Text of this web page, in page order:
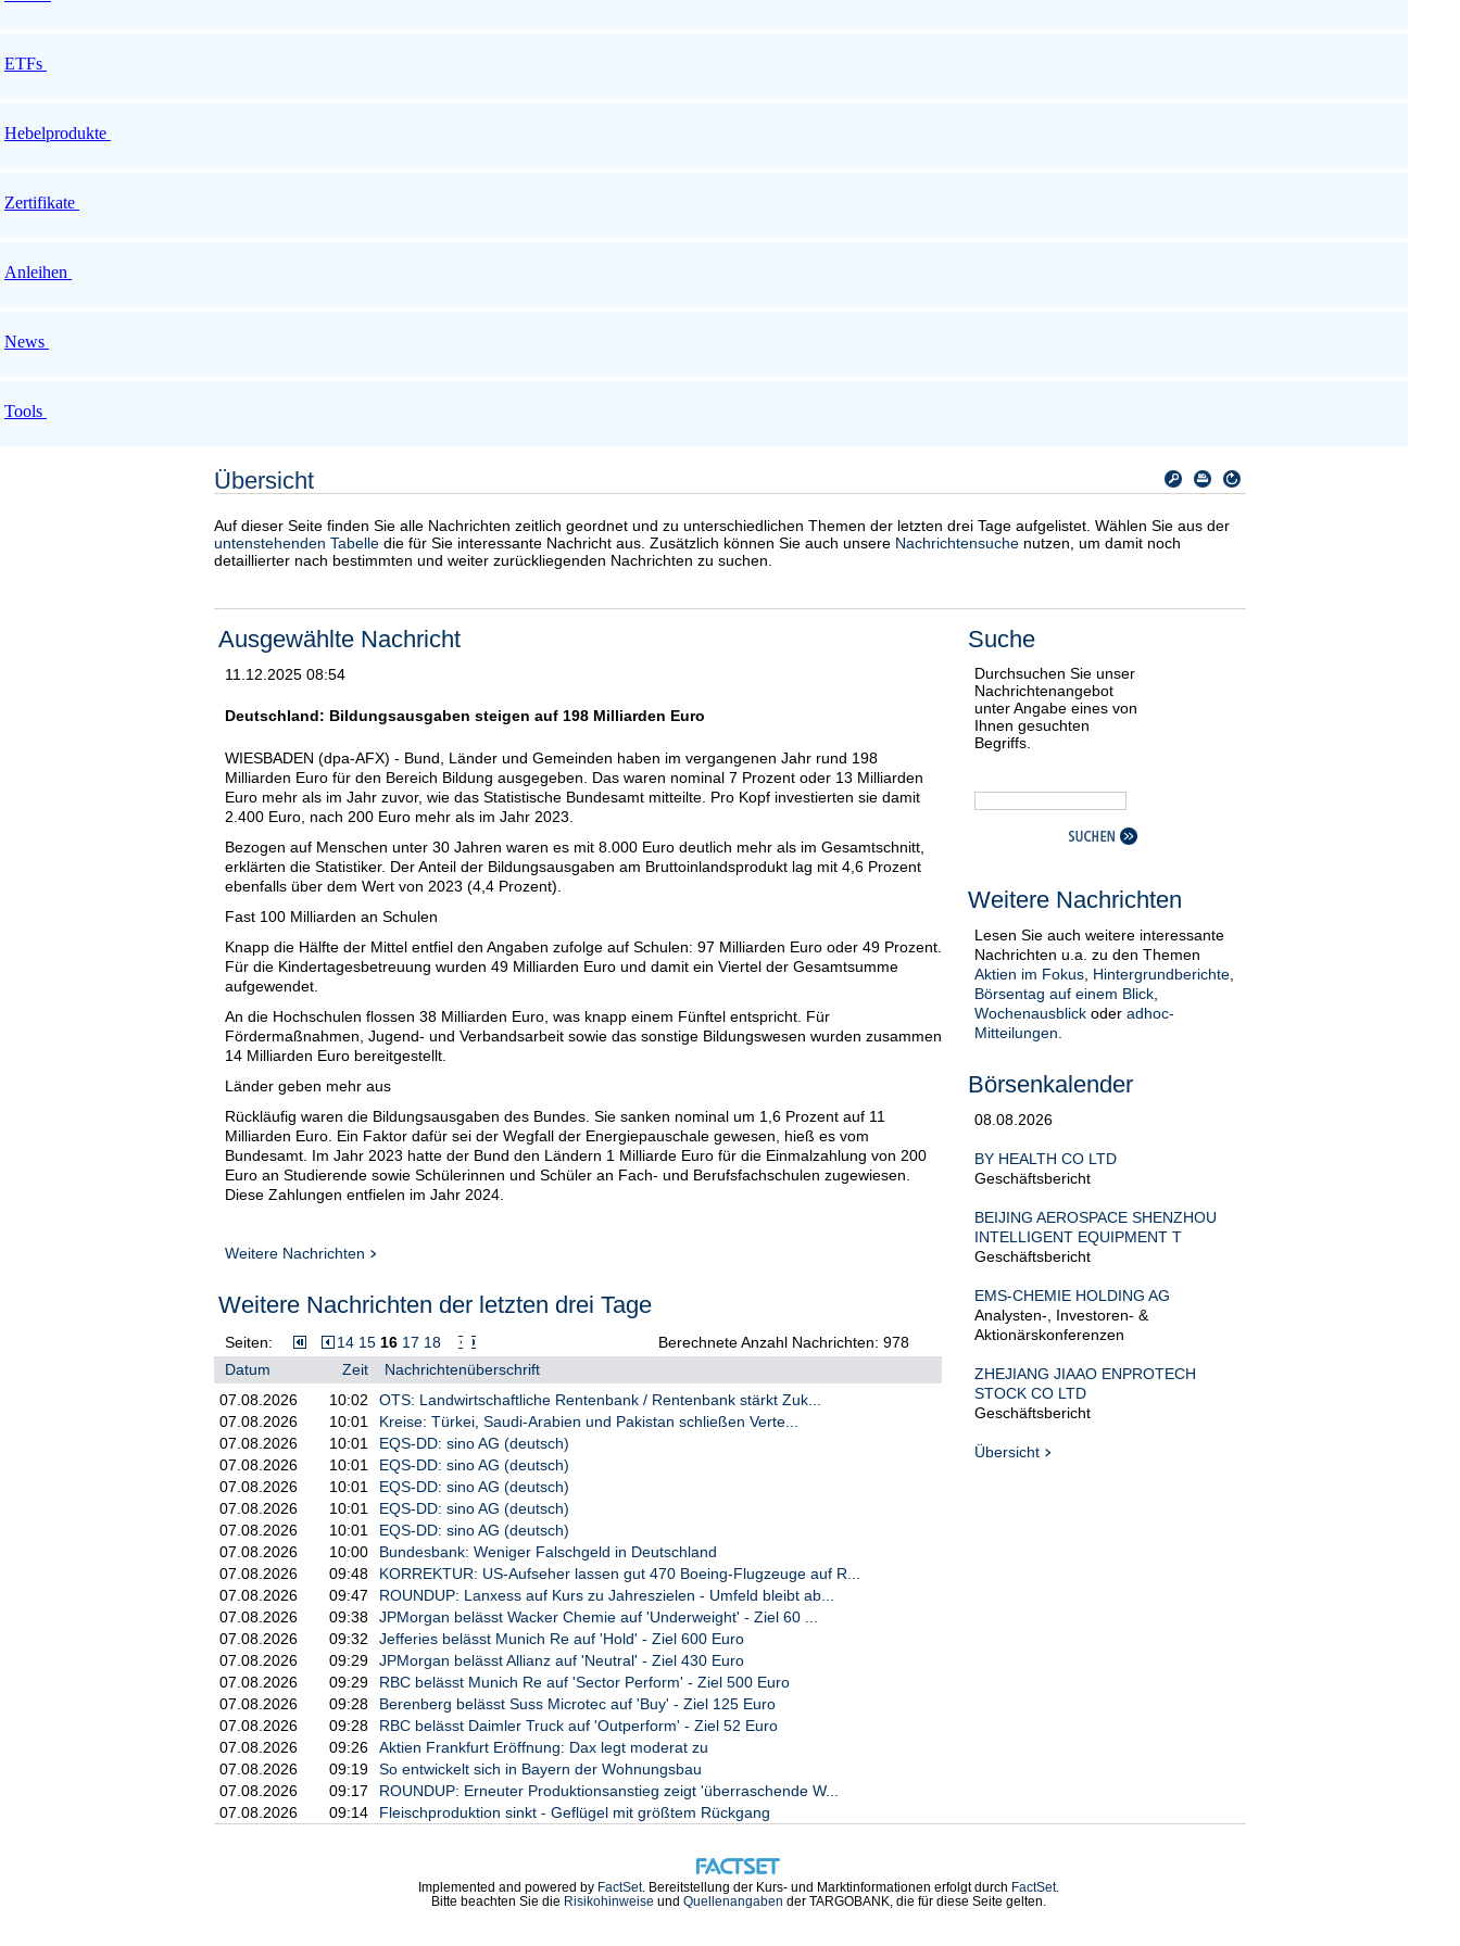
ETFs
Hebelprodukte
Zertifikate
Anleihen
News
Tools
Übersicht
Auf dieser Seite finden Sie alle Nachrichten zeitlich geordnet und zu unterschiedlichen Themen der letzten drei Tage aufgelistet. Wählen Sie aus der
untenstehenden Tabelle die für Sie interessante Nachricht aus. Zusätzlich können Sie auch unsere Nachrichtensuche nutzen, um damit noch
detaillierter nach bestimmten und weiter zurückliegenden Nachrichten zu suchen.
Ausgewählte Nachricht
11.12.2025 08:54
Deutschland: Bildungsausgaben steigen auf 198 Milliarden Euro
WIESBADEN (dpa-AFX) - Bund, Länder und Gemeinden haben im vergangenen Jahr rund 198
Milliarden Euro für den Bereich Bildung ausgegeben. Das waren nominal 7 Prozent oder 13 Milliarden
Euro mehr als im Jahr zuvor, wie das Statistische Bundesamt mitteilte. Pro Kopf investierten sie damit
2.400 Euro, nach 200 Euro mehr als im Jahr 2023.
Bezogen auf Menschen unter 30 Jahren waren es mit 8.000 Euro deutlich mehr als im Gesamtschnitt,
erklärten die Statistiker. Der Anteil der Bildungsausgaben am Bruttoinlandsprodukt lag mit 4,6 Prozent
ebenfalls über dem Wert von 2023 (4,4 Prozent).
Fast 100 Milliarden an Schulen
Knapp die Hälfte der Mittel entfiel den Angaben zufolge auf Schulen: 97 Milliarden Euro oder 49 Prozent.
Für die Kindertagesbetreuung wurden 49 Milliarden Euro und damit ein Viertel der Gesamtsumme
aufgewendet.
An die Hochschulen flossen 38 Milliarden Euro, was knapp einem Fünftel entspricht. Für
Fördermaßnahmen, Jugend- und Verbandsarbeit sowie das sonstige Bildungswesen wurden zusammen
14 Milliarden Euro bereitgestellt.
Länder geben mehr aus
Rückläufig waren die Bildungsausgaben des Bundes. Sie sanken nominal um 1,6 Prozent auf 11
Milliarden Euro. Ein Faktor dafür sei der Wegfall der Energiepauschale gewesen, hieß es vom
Bundesamt. Im Jahr 2023 hatte der Bund den Ländern 1 Milliarde Euro für die Einmalzahlung von 200
Euro an Studierende sowie Schülerinnen und Schüler an Fach- und Berufsfachschulen zugewiesen.
Diese Zahlungen entfielen im Jahr 2024.
nominaler Anstieg um 7 Prozent. Die Gemeinden erhöhten ihre Ausgaben sogar um 10 Prozent auf 52
Milliarden Euro und investierten insbesondere in die Kindertagesbetreuung und den
Weitere Nachrichten
Weitere Nachrichten der letzten drei Tage
Seiten: 14 15 16 17 18
Berechnete Anzahl Nachrichten: 978
Datum
Zeit
Nachrichtenüberschrift
07.08.2026
10:02
OTS: Landwirtschaftliche Rentenbank / Rentenbank stärkt Zuk...
07.08.2026
10:01
Kreise: Türkei, Saudi-Arabien und Pakistan schließen Verte...
07.08.2026
10:01
EQS-DD: sino AG (deutsch)
07.08.2026
10:01
EQS-DD: sino AG (deutsch)
07.08.2026
10:01
EQS-DD: sino AG (deutsch)
07.08.2026
10:01
EQS-DD: sino AG (deutsch)
07.08.2026
10:01
EQS-DD: sino AG (deutsch)
07.08.2026
10:00
Bundesbank: Weniger Falschgeld in Deutschland
07.08.2026
09:48
KORREKTUR: US-Aufseher lassen gut 470 Boeing-Flugzeuge auf R...
07.08.2026
09:47
ROUNDUP: Lanxess auf Kurs zu Jahreszielen - Umfeld bleibt ab...
07.08.2026
09:38
JPMorgan belässt Wacker Chemie auf 'Underweight' - Ziel 60 ...
07.08.2026
09:32
Jefferies belässt Munich Re auf 'Hold' - Ziel 600 Euro
07.08.2026
09:29
JPMorgan belässt Allianz auf 'Neutral' - Ziel 430 Euro
07.08.2026
09:29
RBC belässt Munich Re auf 'Sector Perform' - Ziel 500 Euro
07.08.2026
09:28
Berenberg belässt Suss Microtec auf 'Buy' - Ziel 125 Euro
07.08.2026
09:28
RBC belässt Daimler Truck auf 'Outperform' - Ziel 52 Euro
07.08.2026
09:26
Aktien Frankfurt Eröffnung: Dax legt moderat zu
07.08.2026
09:19
So entwickelt sich in Bayern der Wohnungsbau
07.08.2026
09:17
ROUNDUP: Erneuter Produktionsanstieg zeigt 'überraschende W...
07.08.2026
09:14 Fleischproduktion sinkt - Geflügel mit größtem Rückgang
Suche
Durchsuchen Sie unser
Nachrichtenangebot
unter Angabe eines von
Ihnen gesuchten
Begriffs.
Weitere Nachrichten
Lesen Sie auch weitere interessante
Nachrichten u.a. zu den Themen
Aktien im Fokus Hintergrundberichte
Börsentag auf einem Blick
Wochenausblick oder adhoc-
Mitteilungen
Börsenkalender
08.08.2026
BY HEALTH CO LTD
Geschäftsbericht
BEIJING AEROSPACE SHENZHOU
INTELLIGENT EQUIPMENT T
Geschäftsbericht
EMS-CHEMIE HOLDING AG
Analysten-, Investoren- &
Aktionärskonferenzen
ZHEJIANG JIAAO ENPROTECH
STOCK CO LTD
Geschäftsbericht
Übersicht
Implemented and powered by FactSet. Bereitstellung der Kurs- und Marktinformationen erfolgt durch FactSet.
Bitte beachten Sie die Risikohinweise und Quellenangaben der TARGOBANK, die für diese Seite gelten.